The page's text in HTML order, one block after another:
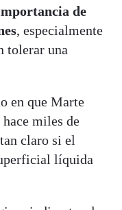
de
, especialmente
tolerar una
en que Marte
miles de
claro si el
líquida